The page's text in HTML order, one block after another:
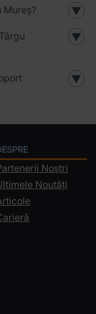
Mureș? ▼
▼
▼
Noștri
Noutăți